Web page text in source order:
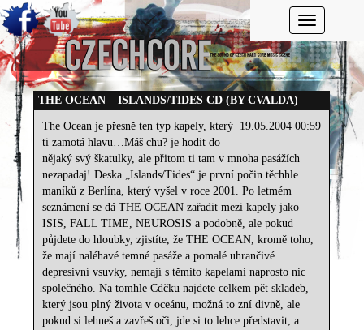
Toggle
THE OCEAN – ISLANDS/TIDES CD (BY CVALDA)
19.05.2004 00:59
The Ocean je přesně ten typ kapely, který
ti zamotá hlavu…Máš chu? je hodit do
nějaký svý škatulky, ale přitom ti tam v mnoha pasážích
nezapadaj! Deska „Islands/Tides“ je první počin těchhle
maníků z Berlína, který vyšel v roce 2001. Po letmém
seznámení se dá THE OCEAN zařadit mezi kapely jako
ISIS, FALL TIME, NEUROSIS a podobně, ale pokud
půjdete do hloubky, zjistíte, že THE OCEAN, kromě toho,
že mají naléhavé temné pasáže a pomalé uhrančivé
depresivní vsuvky, nemají s těmito kapelami naprosto nic
společného. Na tomhle Cdčku najdete celkem pět skladeb,
který jsou plný života v oceánu, možná to zní divně, ale
pokud si lehneš a zavřeš oči, jde si to lehce představit, a